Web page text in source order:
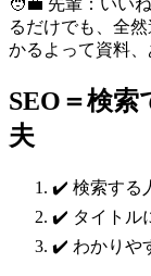
🧑‍💼 先輩：いい
るだけでも、全
かるよって資料、
SEO＝検
夫
✔️ 検索する
✔️ タイトル
✔️ わかりや